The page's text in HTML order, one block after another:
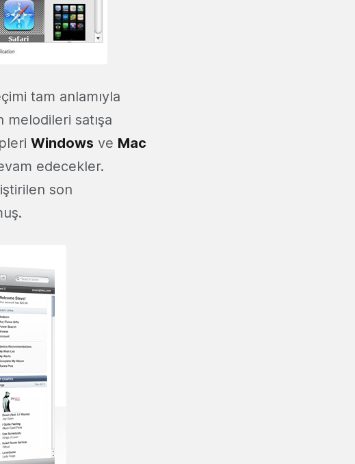
tam anlamıyla
satışa
Windows ve Mac
edecekler.
son